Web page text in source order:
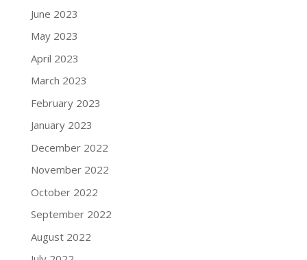
June 2023
May 2023
April 2023
March 2023
February 2023
January 2023
December 2022
November 2022
October 2022
September 2022
August 2022